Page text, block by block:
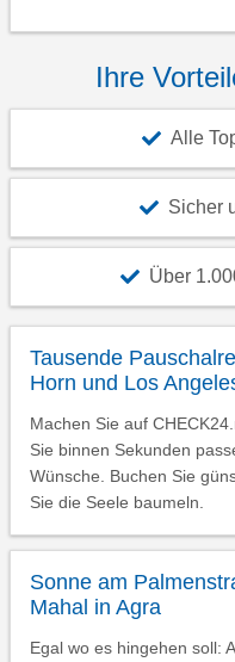
Ihre
Alle
Sicher
Über
Tausende
Horn und Los
Machen Sie auf
Sie binnen Sekunden
Wünsche. Buchen Sie
Sie die Seele baumeln.
Sonne am
Mahal in Agra
Egal wo es hingehen soll: